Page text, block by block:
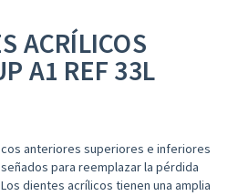
ACRÍLICOS
A1 REF 33L
anteriores superiores e inferiores
para reemplazar la pérdida
dientes acrílicos tienen una amplia